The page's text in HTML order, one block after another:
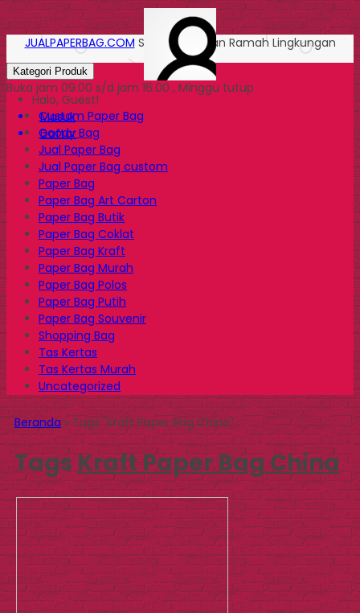
Halo, Guest!
Masuk
Daftar
JUALPAPERBAG.COM Solusi Kemasan Ramah Lingkungan
Kategori Produk
Buka jam 09.00 s/d jam 16.00 , Minggu tutup
Custom Paper Bag
Goody Bag
Jual Paper Bag
Jual Paper Bag custom
Paper Bag
Paper Bag Art Carton
Paper Bag Butik
Paper Bag Coklat
Paper Bag Kraft
Paper Bag Murah
Paper Bag Polos
Paper Bag Putih
Paper Bag Souvenir
Shopping Bag
Tas Kertas
Tas Kertas Murah
Uncategorized
Beranda»Tags "Kraft Paper Bag China"
TagsKraft Paper Bag China